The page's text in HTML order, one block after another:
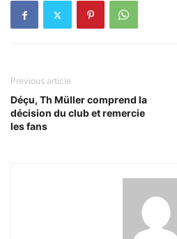
Previous article
Déçu, Th Müller comprend la
décision du club et remercie
les fans